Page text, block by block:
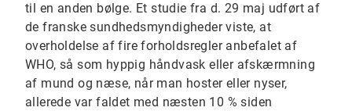
til en anden bølge. Et studie fra d. 29 maj udført af
de franske sundhedsmyndigheder viste, at
overholdelse af fire forholdsregler anbefalet af
WHO, så som hyppig håndvask eller afskærmning
af mund og næse, når man hoster eller nyser,
allerede var faldet med næsten 10 % siden